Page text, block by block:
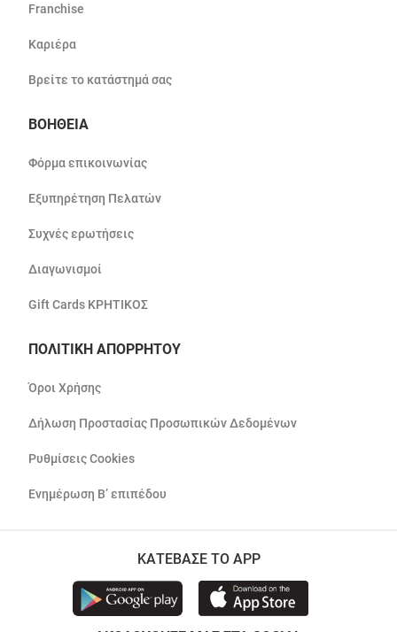
Franchise
Καριέρα
Βρείτε το κατάστημά σας
ΒΟΗΘΕΙΑ
Φόρμα επικοινωνίας
Εξυπηρέτηση Πελατών
Συχνές ερωτήσεις
Διαγωνισμοί
Gift Cards ΚΡΗΤΙΚΟΣ
ΠΟΛΙΤΙΚΗ ΑΠΟΡΡΗΤΟΥ
Όροι Χρήσης
Δήλωση Προστασίας Προσωπικών Δεδομένων
Ρυθμίσεις Cookies
Ενημέρωση Β’ επιπέδου
ΚΑΤΕΒΑΣΕ ΤΟ APP